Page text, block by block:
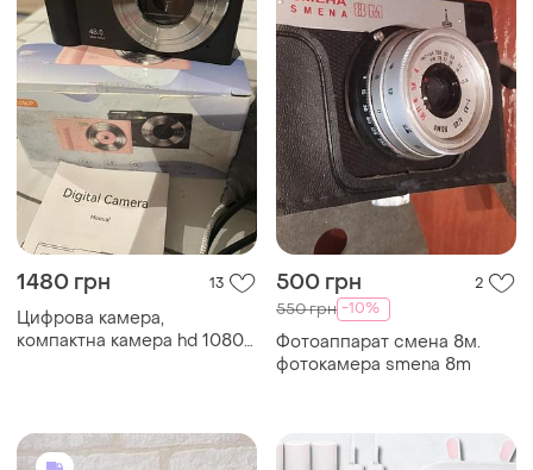
1480 грн 13
Цифрова камера,
компактна камера hd 1080p
кратним цифровим зумом
500 грн 2
550 грн -10%
Фотоаппарат смена 8м.
фотокамера smena 8m